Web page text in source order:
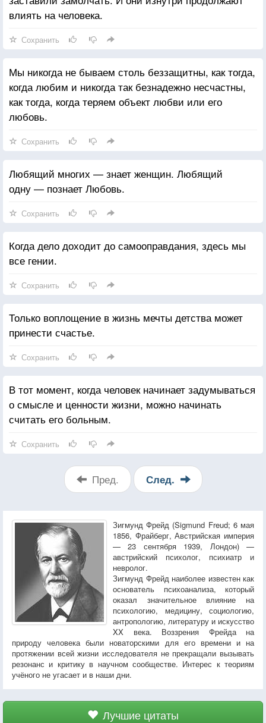
влиять на человека.
Сохранить
Мы никогда не бываем столь беззащитны, как тогда,
когда любим и никогда так безнадежно несчастны,
как тогда, когда теряем объект любви или его
любовь.
Сохранить
Любящий многих — знает женщин. Любящий
одну — познает Любовь.
Сохранить
Когда дело доходит до самооправдания, здесь мы
все гении.
Сохранить
Только воплощение в жизнь мечты детства может
принести счастье.
Сохранить
В тот момент, когда человек начинает задумываться
о смысле и ценности жизни, можно начинать
считать его больным.
Сохранить
Пред. След.
Зигмунд Фрейд (Sigmund Freud; 6 мая
1856, Фрайберг, Австрийская империя
— 23 сентября 1939, Лондон) —
австрийский психолог, психиатр и
невролог.
Зигмунд Фрейд наиболее известен как
основатель психоанализа, который
оказал значительное влияние на
психологию, медицину, социологию,
антропологию, литературу и искусство
XX века. Воззрения Фрейда на
природу человека были новаторскими для его времени и на
протяжении всей жизни исследователя не прекращали вызывать
резонанс и критику в научном сообществе. Интерес к теориям
учёного не угасает и в наши дни.
Лучшие цитаты